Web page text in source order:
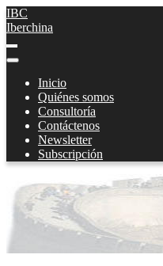
IBC
Iberchina
Inicio
Quiénes somos
Consultoría
Contáctenos
Newsletter
Subscripción